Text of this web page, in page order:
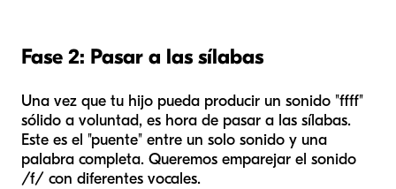
Fase 2: Pasar a las sílabas
Una vez que tu hijo pueda producir un sonido "ffff"
sólido a voluntad, es hora de pasar a las sílabas.
Este es el "puente" entre un solo sonido y una
palabra completa. Queremos emparejar el sonido
/f/ con diferentes vocales.